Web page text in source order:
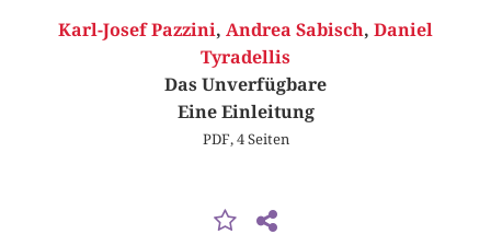
Karl-Josef Pazzini, Andrea Sabisch, Daniel
Tyradellis
Das Unverfügbare
Eine Einleitung
PDF, 4 Seiten